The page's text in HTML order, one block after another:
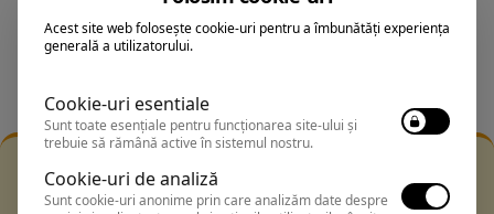
Stele 5-1
Incearca sa folosesti o cautarea mai generala sau alege
alte fitre.
Acest site web folosește cookie-uri pentru a îmbunătăți experiența
generală a utilizatorului.
Cookie-uri esentiale
Sunt toate esențiale pentru funcționarea site-ului și
trebuie să rămână active în sistemul nostru.
Cookie-uri de analiză
Sunt cookie-uri anonime prin care analizăm date despre